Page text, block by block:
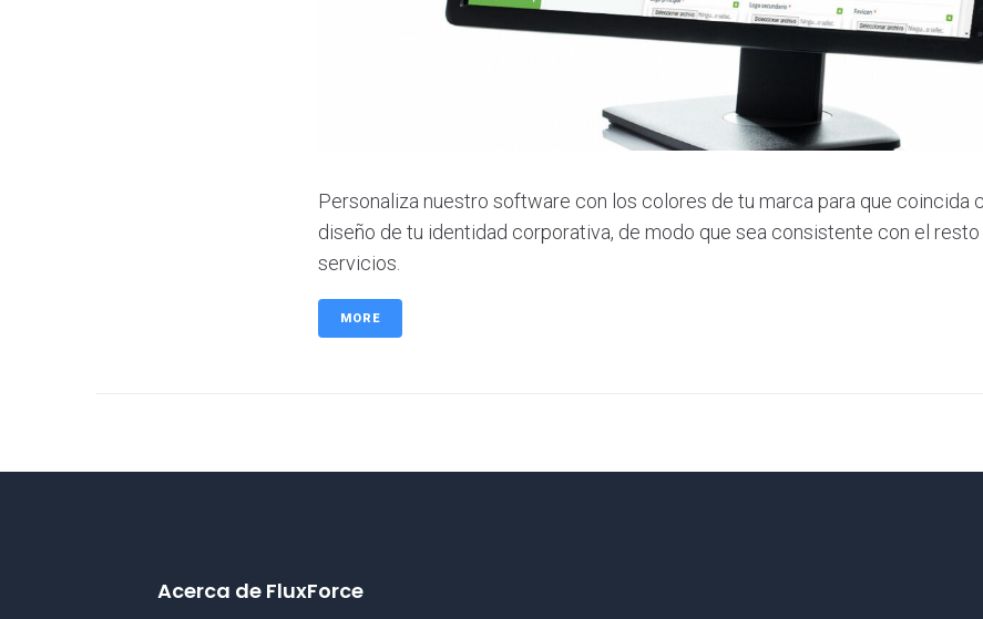
Personaliza nuestro software con los colores de tu marca para que coincida
diseño de tu identidad corporativa, de modo que sea consistente con el
servicios.
MORE
Acerca de FluxForce